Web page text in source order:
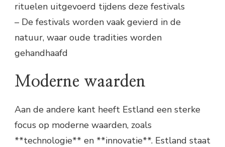
rituelen uitgevoerd tijdens deze festivals
– De festivals worden vaak gevierd in de
natuur, waar oude tradities worden
gehandhaafd
Moderne waarden
Aan de andere kant heeft Estland een sterke
focus op moderne waarden, zoals
**technologie** en **innovatie**. Estland staat